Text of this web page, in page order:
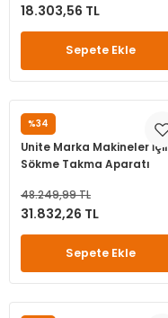
18.303,56 TL
Sepete Ekle
%34
UNITE
Unite Marka Makineler
Sökme Takma Aparatı
48.249,99 TL
31.832,26 TL
Sepete Ekle